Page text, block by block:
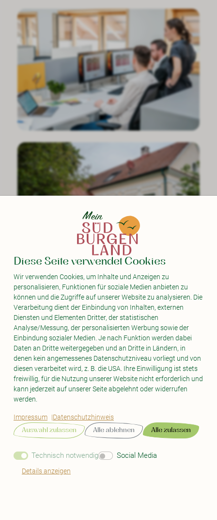
Mein Südburgenland
südburgenland plus - Verein zur Förderung der Lebensqualität in der
Region
Europastraße 1
A-7540 Güssing
ankommen@mein-suedburgenland.at
LEBEN
WOHNEN
ARBEITEN
Diese Seite verwendet Cookies
Wir verwenden Cookies, um Inhalte und Anzeigen zu
personalisieren, Funktionen für soziale Medien anbieten zu
können und die Zugriffe auf unserer Website zu analysieren. Die
Verarbeitung dient der Einbindung von Inhalten, externen
Diensten und Elementen Dritter, der statistischen
Analyse/Messung, der personalisierten Werbung sowie der
Einbindung sozialer Medien. Je nach Funktion werden dabei
Daten an Dritte weitergegeben und an Dritte in Ländern, in
denen kein angemessenes Datenschutzniveau vorliegt und von
diesen verarbeitet wird, z. B. die USA. Ihre Einwilligung ist stets
freiwillig, für die Nutzung unserer Website nicht erforderlich und
kann jederzeit auf unserer Seite abgelehnt oder widerrufen
werden.
Impressum Datenschutzhinweis
Auswahl zulassen Alle ablehnen Alle zulassen
Technisch notwendig Social Media
Details anzeigen